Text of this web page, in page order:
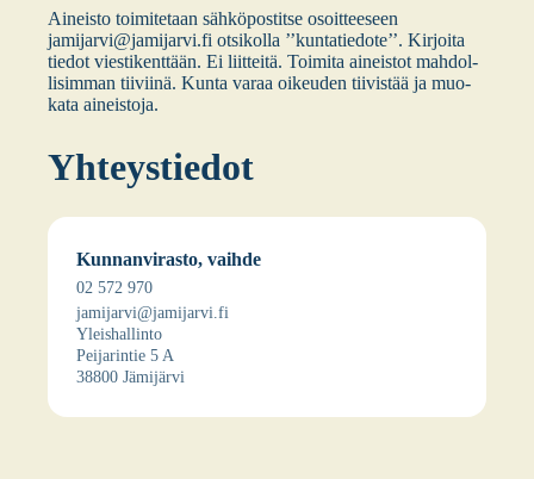
Aineis­to toi­mi­te­taan säh­kö­pos­tit­se osoit­tee­seen
jamijarvi@jamijarvi.fi otsi­kol­la ’’kun­ta­tie­do­te’’. Kir­joi­ta
tie­dot vies­ti­kent­tään. Ei liit­tei­tä. Toi­mi­ta aineis­tot mah­dol­
li­sim­man tii­vii­nä. Kun­ta varaa oikeu­den tii­vis­tää ja muo­
ka­ta aineis­to­ja.
Yhteys­tie­dot
Kun­nan­vi­ras­to, vaih­de
02 572 970
jamijarvi@jamijarvi.fi
Yleis­hal­lin­to
Pei­ja­rin­tie 5 A
38800 Jämi­jär­vi